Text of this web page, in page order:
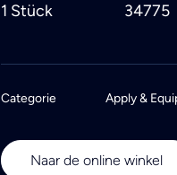
1 Stück 34775
Categorie Apply &
Naar de online winkel